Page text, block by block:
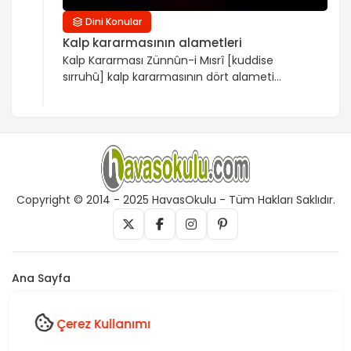
Dini Konular
Kalp kararmasının alametleri
Kalp Kararması Zünnûn-i Mısrî [kuddise
sırruhû] kalp kararmasının dört alameti
imandan emin ve mutmain olmayınca ihlâs
ve huşû da olmaz. İhlâs ve huşûdan yoksun
ibadetlerden tat almak ise mümkün değildir.
İkincisi, “ Allah korkusunu unutmak, hesap
gününü hatıra getirmemektir . Nefsin […]
Copyright © 2014 - 2025 HavasOkulu - Tüm Hakları Saklıdır.
Ana Sayfa
Künye
Çerez Kullanımı